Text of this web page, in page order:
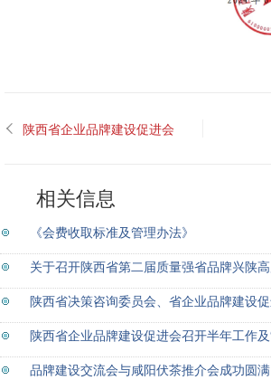
陕西省企业品牌建设促进会
相关信息
《会费收取标准及管理办法》
品牌建设交流会与咸阳伏茶推介会成功圆满